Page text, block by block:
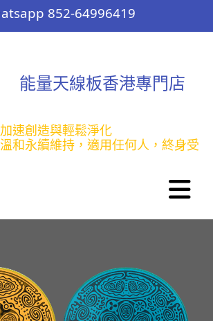
852-64996419
能量天線板香港專門店
速創造與輕鬆淨化
和永續維持，適用任何人，終身受